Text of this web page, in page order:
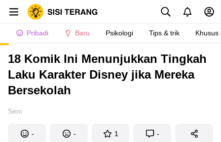
Pribadi Baru Psikologi Tips & trik Khusus
18 Komik Ini Menunjukkan Tingkah
Laku Karakter Disney jika Mereka
Bersekolah
Seni
- - 1 -